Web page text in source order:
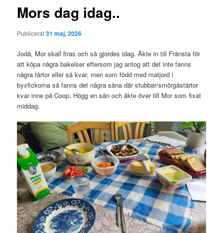
Mors dag idag..
Publicerat31 maj, 2026
Jodå, Mor skall firas och så gjordes idag. Åkte in till Fränsta för
att köpa några bakelser eftersom jag antog att det inte fanns
några tårtor eller så kvar, men som född med matjord i
byxfickorna så fanns det några såna där stubbar/smörgåstårtor
kvar inne på Coop. Högg en sån och åkte över till Mor som fixat
middag.